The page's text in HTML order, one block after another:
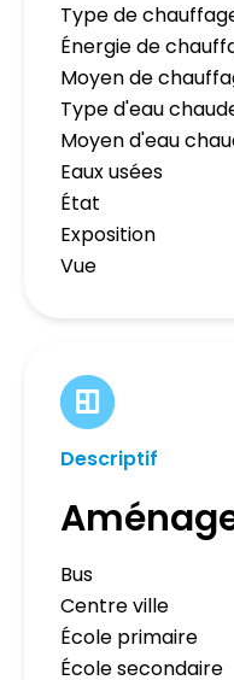
Type de
Énergie de
Moyen de
Type d'eau
Moyen d'eau
Eaux usées
État
Exposition
Vue
Descriptif
Bus
Centre ville
École primaire
École secondaire